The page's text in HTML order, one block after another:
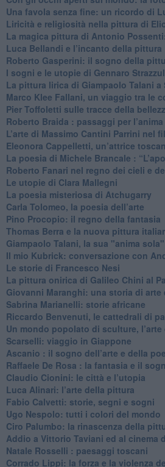
Una favola senza fine: un ricordo di
Liricità e religiosità nella pittura di
La magica pittura di Antonio
Luca Bellandi e l’incanto della pittura
​Roberto Gasperini: il sogno della
I sogni e le utopie di Gennaro
La pittura lirica di Giampaolo Talani a
​Marco Klee Fallani, un viaggio tra le
​Pier Toffoletti sulle tracce della
​Roberto Braida : passaggi per l’anima
​L’arte di Massimo Cantini Parrini nel
Eleonora Cappelletti, un’attrice
​La poesia di Michele Brancale :
Roberto Fanari nel regno dei cieli e
Le utopie di Clara Mallegni
​La poesia misteriosa di Atchugarry
Carla Tolomeo, la poesia dell’arte
Pino Procopio: il regno della fantasia
Thomas Berra e la nuova pittura
Giampaolo Talani, la sua "anima
Il mio Kubrick: conversazione con
Le storie di Francesco Nesi
​La pittura onirica di Galileo Chini al
​Giovanni Maranghi: una storia di arte
Sabrina Marianelli: storie africane
​Riccardo Benvenuti, le cattedrali di
​Un mondo popolato di sculture,
​Scarselli: viaggio in Giappone
​Ascanio : il sogno dell’arte e della
Raffaele De Rosa : la fantasia e il
​Claudio Cionini: le città e l’utopia
Luca Alinari: l’arte della pittura
​Fabio Calvetti: storie, segni e sogni
Ugo Nespolo: tutti i colori del mondo
​Ciro Palumbo: la rinascenza della
​Addio a Vittorio Taviani ed al cinema
​Natale Rosselli : paesaggi toscani
​Corrado Lippi: la forza e la violenza